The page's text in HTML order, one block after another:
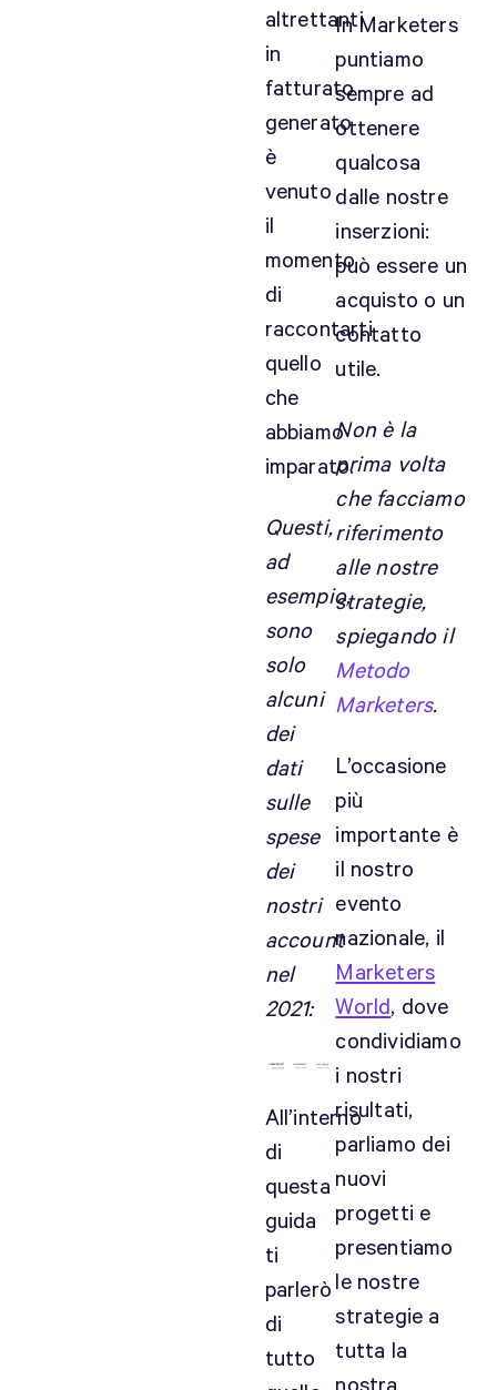
altrettanti
in
fatturato
generato
è
venuto
il
momento
di
raccontarti
quello
che
abbiamo
imparato.
Questi,
ad
esempio,
sono
solo
alcuni
dei
dati
sulle
spese
dei
nostri
account
nel
2021:
All’interno
di
questa
guida
ti
parlerò
di
tutto
In Marketers
puntiamo
sempre ad
ottenere
qualcosa
dalle nostre
inserzioni:
può essere un
acquisto o un
contatto
utile.
Non è la
prima volta
che facciamo
riferimento
alle nostre
strategie,
spiegando il
Metodo
Marketers.
L’occasione
più
importante è
il nostro
evento
nazionale, il
Marketers
World, dove
condividiamo
i nostri
risultati,
parliamo dei
nuovi
progetti e
presentiamo
le nostre
strategie a
tutta la